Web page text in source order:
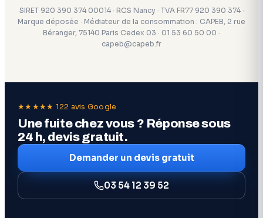
SIRET 920 390 374 00014 · RCS Nancy · TVA FR77 920 390 374 ·
Marque déposée · Médiateur de la consommation : CAPEB, 2 rue
Béranger, 75140 Paris Cedex 03 · 01 53 60 50 00 ·
capeb@capeb.fr
★★★★★ 122 avis Google
Une fuite chez vous ? Réponse sous
24 h, devis gratuit.
Demander un devis gratuit
03 54 12 39 52